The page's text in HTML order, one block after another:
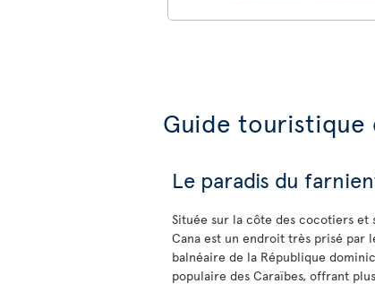
Guide touristique
Le paradis du
Située sur la côte des cocotiers et
Cana est un endroit très prisé par
balnéaire de la République
populaire des Caraïbes, offrant